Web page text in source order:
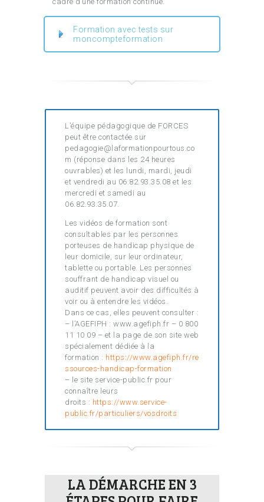
Formation avec tests sur
moncompteformation
L’équipe pédagogique de FORCES
peut être contactée sur
pedagogie@laformationpourtous.co
m (réponse dans les 24 heures
ouvrables) et les lundi, mardi, jeudi
et vendredi au 06.82.93.35.08 et les
mercredi et samedi au
06.82.93.35.07.
Les vidéos de formation sont
consultables par les personnes
porteuses de handicap physique de
leur domicile, sur leur ordinateur,
tablette ou portable. Les personnes
souffrant de handicap visuel ou
auditif peuvent avoir des difficultés à
voir ou à entendre les vidéos.
Dans ce cas, elles peuvent consulter :
– l’AGEFIPH : www.agefiph.fr – 0 800
11 10 09 – et la page de son site web
spécialement dédiée à la
formation : https://www.agefiph.fr/re
ssources-handicap-formation
– le site service-public.fr pour
connaître leurs
droits : https://www.service-
public.fr/particuliers/vosdroits
LA DÉMARCHE EN 3